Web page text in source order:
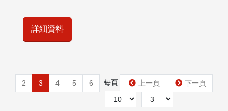
詳細資料
2 3 4 5 6 每頁 第
上一頁 下一頁